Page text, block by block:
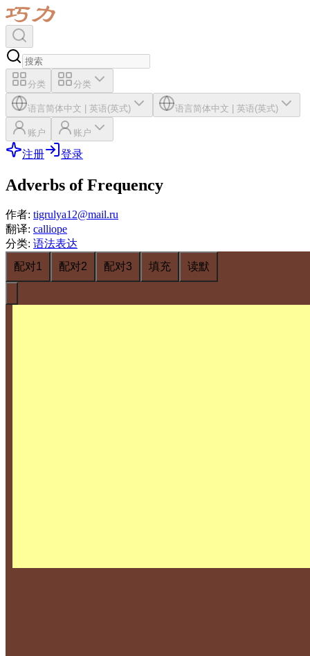
分类 分类
语言简体中文 | 英语(英式) 语言简体中文 | 英语(英式)
账户 账户
注册 登录
Adverbs of Frequency
作者: tigrulya12@mail.ru
翻译: calliope
分类: 语法表达
配对1
配对2 配对3 填充 读默